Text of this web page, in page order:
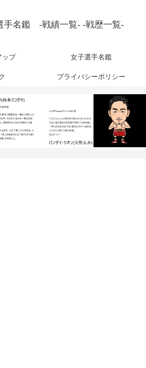
手名鑑 -戦績一覧- -戦歴一覧-
ップ 女子選手名鑑
プライバシーポリシー